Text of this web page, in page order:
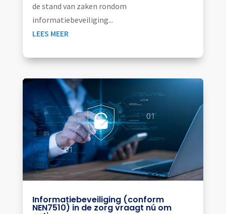
de stand van zaken rondom
informatiebeveiliging...
LEES MEER
Informatiebeveiliging (conform
NEN7510) in de zorg vraagt nú om